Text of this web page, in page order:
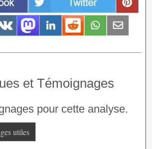
et Témoignages
pour cette analyse.
utiles